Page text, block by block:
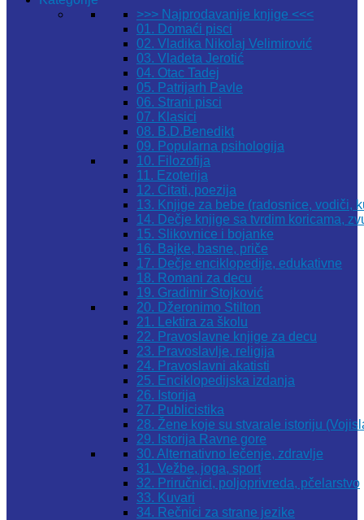
>>> Najprodavanije knjige <<<
01. Domaći pisci
02. Vladika Nikolaj Velimirović
03. Vladeta Jerotić
04. Otac Tadej
05. Patrijarh Pavle
06. Strani pisci
07. Klasici
08. B.D.Benedikt
09. Popularna psihologija
10. Filozofija
11. Ezoterija
12. Citati, poezija
13. Knjige za bebe (radosnice, vodiči,
14. Dečje knjige sa tvrdim koricama,
15. Slikovnice i bojanke
16. Bajke, basne, priče
17. Dečje enciklopedije, edukativne
18. Romani za decu
19. Gradimir Stojković
20. Džeronimo Stilton
21. Lektira za školu
22. Pravoslavne knjige za decu
23. Pravoslavlje, religija
24. Pravoslavni akatisti
25. Enciklopedijska izdanja
26. Istorija
27. Publicistika
28. Žene koje su stvarale istoriju
29. Istorija Ravne gore
30. Alternativno lečenje, zdravlje
31. Vežbe, joga, sport
32. Priručnici, poljoprivreda, pčelarstvo
33. Kuvari
34. Rečnici za strane jezike